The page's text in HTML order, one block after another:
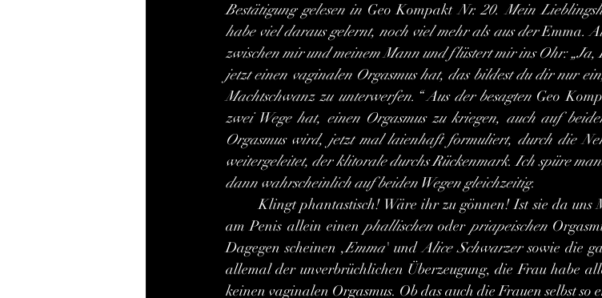
Bestätigung gelesen in Geo Kompakt Nr. 20. Mein
habe viel daraus gelernt, noch viel mehr als aus der Emma.
zwischen mir und meinem Mann und flüstert mir ins Ohr: „Ja,
jetzt einen vaginalen Orgasmus hat, das bildest du dir nur
Machtschwanz zu unterwerfen.“ Aus der besagten Geo
zwei Wege hat, einen Orgasmus zu kriegen, auch auf
Orgasmus wird, jetzt mal laienhaft formuliert, durch die
weitergeleitet, der klitorale durchs Rückenmark. Ich spüre
dann wahrscheinlich auf beiden Wegen gleichzeitig.
	Klingt phantastisch! Wäre ihr zu gönnen! Ist sie da uns Männern, die wir durch die Reibung
am Penis allein einen phallischen oder priapeischen
Dagegen scheinen ,Emma' und Alice Schwarzer sowie die
allemal der unverbrüchlichen Überzeugung, die Frau habe
keinen vaginalen Orgasmus. Ob das auch die Frauen selbst so